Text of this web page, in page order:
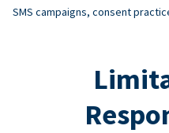
SMS campaigns, consent